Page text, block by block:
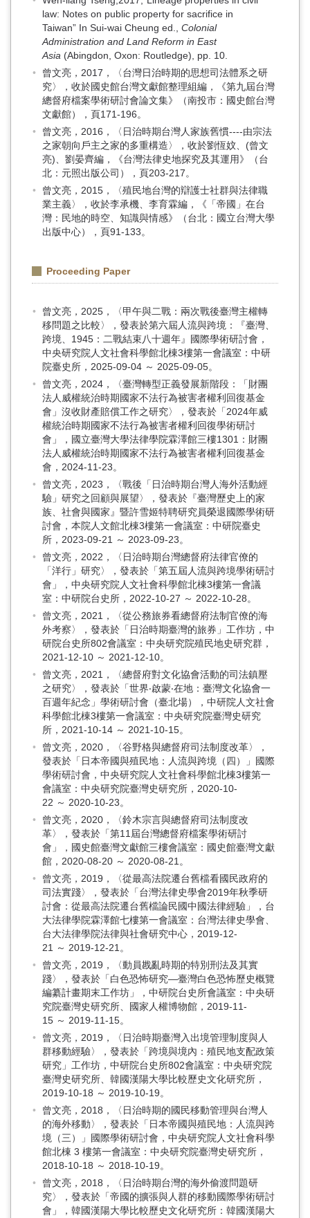
law: Notes on public property for sacrifice in
Taiwan” In Sui-wai Cheung ed., Colonial
Administration and Land Reform in East
Asia (Abingdon, Oxon: Routledge), pp. 10.
曾文亮，2017，〈台灣日治時期的思想司法體系之研
究〉，收於國史館台灣文獻館整理組編，《第九屆台灣
總督府檔案學術研討會論文集》（南投市：國史館台灣
文獻館），頁171-196。
曾文亮，2016，〈日治時期台灣人家族舊慣----由宗法
之家朝向戶主之家的多重構造〉，收於劉恆妏、(曾文
亮)、劉晏齊編，《台灣法律史地探究及其運用》（台
北：元照出版公司），頁203-217。
曾文亮，2015，〈殖民地台灣的辯護士社群與法律職
業主義〉，收於李承機、李育霖編，《「帝國」在台
灣：民地的時空、知識與情感》（台北：國立台灣大學
出版中心），頁91-133。
Proceeding Paper
曾文亮，2025，〈甲午與二戰：兩次戰後臺灣主權轉
移問題之比較〉，發表於第六屆人流與跨境：『臺灣、
跨境、1945：二戰結束八十週年』國際學術研討會，
中央研究院人文社會科學館北棟3樓第一會議室：中研
院臺史所，2025-09-04 ～ 2025-09-05。
曾文亮，2024，〈臺灣轉型正義發展新階段：「財團
法人威權統治時期國家不法行為被害者權利回復基金
會」沒收財產賠償工作之研究〉，發表於「2024年威
權統治時期國家不法行為被害者權利回復學術研討
會」，國立臺灣大學法律學院霖澤館三樓1301：財團
法人威權統治時期國家不法行為被害者權利回復基金
會，2024-11-23。
曾文亮，2023，〈戰後「日治時期台灣人海外活動經
驗」研究之回顧與展望〉，發表於『臺灣歷史上的家
族、社會與國家』暨許雪姬特聘研究員榮退國際學術研
討會，本院人文館北棟3樓第一會議室：中研院臺史
所，2023-09-21 ～ 2023-09-23。
曾文亮，2022，〈日治時期台灣總督府法律官僚的
「洋行」研究〉，發表於「第五屆人流與跨境學術研討
會」，中央研究院人文社會科學館北棟3樓第一會議
室：中研院台史所，2022-10-27 ～ 2022-10-28。
曾文亮，2021，〈從公務旅券看總督府法制官僚的海
外考察〉，發表於「日治時期臺灣的旅券」工作坊，中
研院台史所802會議室：中央研究院殖民地史研究群，
2021-12-10 ～ 2021-12-10。
曾文亮，2021，〈總督府對文化協會活動的司法鎮壓
之研究〉，發表於「世界‧啟蒙‧在地：臺灣文化協會一
百週年紀念」學術研討會（臺北場），中研院人文社會
科學館北棟3樓第一會議室：中央研究院臺灣史研究
所，2021-10-14 ～ 2021-10-15。
曾文亮，2020，〈谷野格與總督府司法制度改革〉，
發表於「日本帝國與殖民地：人流與跨境（四）」國際
學術研討會，中央研究院人文社會科學館北棟3樓第一
會議室：中央研究院臺灣史研究所，2020-10-
22 ～ 2020-10-23。
曾文亮，2020，〈鈴木宗言與總督府司法制度改
革〉，發表於「第11屆台灣總督府檔案學術研討
會」，國史館臺灣文獻館三樓會議室：國史館臺灣文獻
館，2020-08-20 ～ 2020-08-21。
曾文亮，2019，〈從最高法院遷台舊檔看國民政府的
司法實踐〉，發表於「台灣法律史學會2019年秋季研
討會：從最高法院遷台舊檔論民國中國法律經驗」，台
大法律學院霖澤館七樓第一會議室：台灣法律史學會、
台大法律學院法律與社會研究中心，2019-12-
21 ～ 2019-12-21。
曾文亮，2019，〈動員戡亂時期的特別刑法及其實
踐〉，發表於「白色恐怖研究—臺灣白色恐怖歷史概覽
編纂計畫期末工作坊」，中研院台史所會議室：中央研
究院臺灣史研究所、國家人權博物館，2019-11-
15 ～ 2019-11-15。
曾文亮，2019，〈日治時期臺灣入出境管理制度與人
群移動經驗〉，發表於「跨境與境內：殖民地支配政策
研究」工作坊，中研院台史所802會議室：中央研究院
臺灣史研究所、韓國漢陽大學比較歷史文化研究所，
2019-10-18 ～ 2019-10-19。
曾文亮，2018，〈日治時期的國民移動管理與台灣人
的海外移動〉，發表於「日本帝國與殖民地：人流與跨
境（三）」國際學術研討會，中央研究院人文社會科學
館北棟 3 樓第一會議室：中央研究院臺灣史研究所，
2018-10-18 ～ 2018-10-19。
曾文亮，2018，〈日治時期台灣的海外偷渡問題研
究〉，發表於「帝國的擴張與人群的移動國際學術研討
會」，韓國漢陽大學比較歷史文化研究所：韓國漢陽大